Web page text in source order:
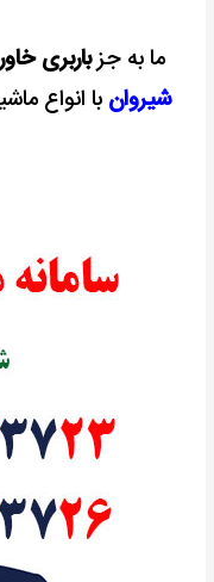
ما به جزباربری
شیروان با انواع